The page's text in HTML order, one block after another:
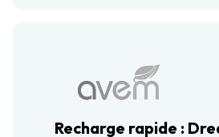
Recharge rapide :